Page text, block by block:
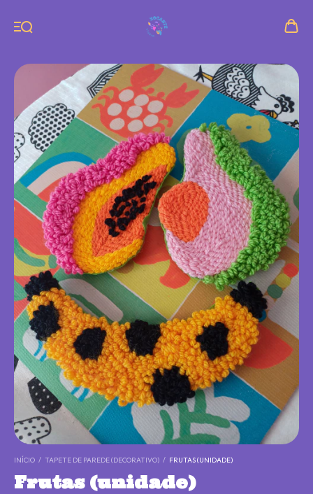
INÍCIO / TAPETE DE PAREDE (DECORATIVO) / FRUTAS (UNIDADE)
Frutas (unidade)